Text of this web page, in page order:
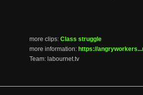
more clips: Class struggle
more information: https://
Team: labournet.tv